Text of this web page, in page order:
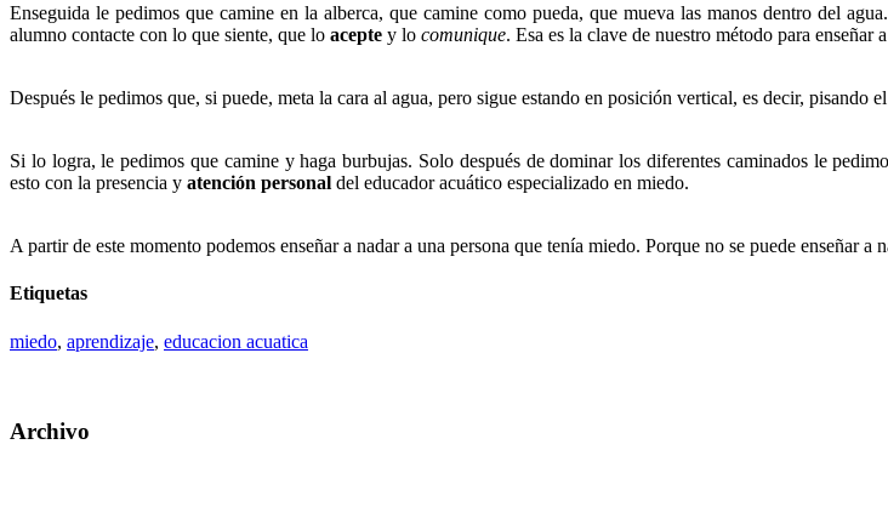
Enseguida le pedimos que camine en la alberca, que camine como pueda, que mueva las manos dentro del
alumno contacte con lo que siente, que lo acepte y lo comunique. Esa es la clave de nuestro método para enseñar
Después le pedimos que, si puede, meta la cara al agua, pero sigue estando en posición vertical, es decir,
Si lo logra, le pedimos que camine y haga burbujas. Solo después de dominar los diferentes caminados le
esto con la presencia y atención personal del educador acuático especializado en miedo.
A partir de este momento podemos enseñar a nadar a una persona que tenía miedo. Porque no se puede enseñar a
Etiquetas
miedo, aprendizaje, educacion acuatica
Archivo